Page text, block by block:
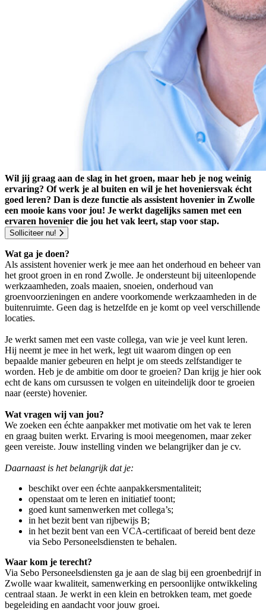
Wil jij graag aan de slag in het groen, maar heb je nog weinig
ervaring? Of werk je al buiten en wil je het hoveniersvak écht
goed leren? Dan is deze functie als assistent hovenier in Zwolle
een mooie kans voor jou! Je werkt dagelijks samen met een
ervaren hovenier die jou het vak leert, stap voor stap.
Solliciteer nu!
Wat ga je doen?
Als assistent hovenier werk je mee aan het onderhoud en beheer van
het groot groen in en rond Zwolle. Je ondersteunt bij uiteenlopende
werkzaamheden, zoals maaien, snoeien, onderhoud van
groenvoorzieningen en andere voorkomende werkzaamheden in de
buitenruimte. Geen dag is hetzelfde en je komt op veel verschillende
locaties.
Je werkt samen met een vaste collega, van wie je veel kunt leren.
Hij neemt je mee in het werk, legt uit waarom dingen op een
bepaalde manier gebeuren en helpt je om steeds zelfstandiger te
worden. Heb je de ambitie om door te groeien? Dan krijg je hier ook
echt de kans om cursussen te volgen en uiteindelijk door te groeien
naar (eerste) hovenier.
Wat vragen wij van jou?
We zoeken een échte aanpakker met motivatie om het vak te leren
en graag buiten werkt. Ervaring is mooi meegenomen, maar zeker
geen vereiste. Jouw instelling vinden we belangrijker dan je cv.
Daarnaast is het belangrijk dat je:
beschikt over een échte aanpakkersmentaliteit;
openstaat om te leren en initiatief toont;
goed kunt samenwerken met collega’s;
in het bezit bent van rijbewijs B;
in het bezit bent van een VCA-certificaat of bereid bent deze
via Sebo Personeelsdiensten te behalen.
Waar kom je terecht?
Via Sebo Personeelsdiensten ga je aan de slag bij een groenbedrijf in
Zwolle waar kwaliteit, samenwerking en persoonlijke ontwikkeling
centraal staan. Je werkt in een klein en betrokken team, met goede
begeleiding en aandacht voor jouw groei.